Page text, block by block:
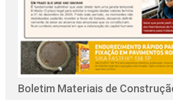
Boletim Materiais de